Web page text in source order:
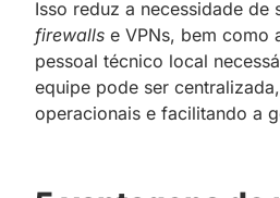
Isso reduz a necessidade de
firewalls e VPNs, bem como
pessoal técnico local
equipe pode ser
operacionais e facilitando a